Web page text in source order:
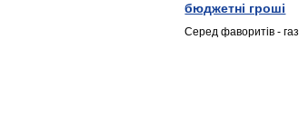
бюджетні гроші
Серед фаворитів -